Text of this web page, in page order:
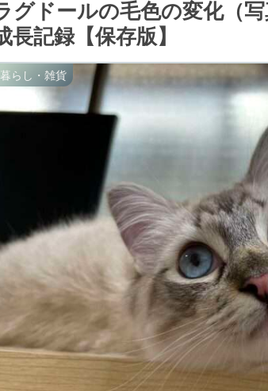
グドールの毛色の変化（
長記録【保存版】
暮らし・雑貨